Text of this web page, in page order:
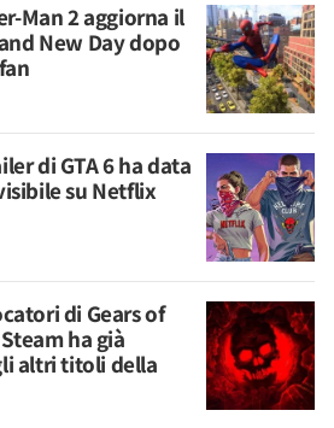
Man 2 aggiorna il
New Day dopo
di GTA 6 ha data
su Netflix
di Gears of
ha già
altri titoli della